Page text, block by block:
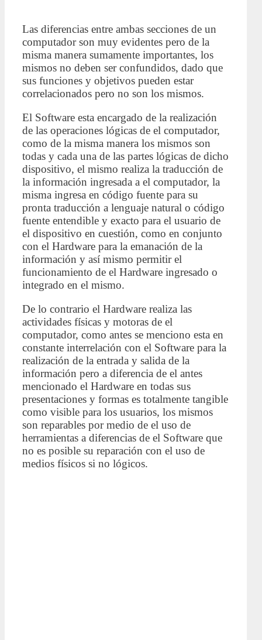
Las diferencias entre ambas secciones de un
computador son muy evidentes pero de la
misma manera sumamente importantes, los
mismos no deben ser confundidos, dado que
sus funciones y objetivos pueden estar
correlacionados pero no son los mismos.
El Software esta encargado de la realización
de las operaciones lógicas de el computador,
como de la misma manera los mismos son
todas y cada una de las partes lógicas de dicho
dispositivo, el mismo realiza la traducción de
la información ingresada a el computador, la
misma ingresa en código fuente para su
pronta traducción a lenguaje natural o código
fuente entendible y exacto para el usuario de
el dispositivo en cuestión, como en conjunto
con el Hardware para la emanación de la
información y así mismo permitir el
funcionamiento de el Hardware ingresado o
integrado en el mismo.
De lo contrario el Hardware realiza las
actividades físicas y motoras de el
computador, como antes se menciono esta en
constante interrelación con el Software para la
realización de la entrada y salida de la
información pero a diferencia de el antes
mencionado el Hardware en todas sus
presentaciones y formas es totalmente tangible
como visible para los usuarios, los mismos
son reparables por medio de el uso de
herramientas a diferencias de el Software que
no es posible su reparación con el uso de
medios físicos si no lógicos.